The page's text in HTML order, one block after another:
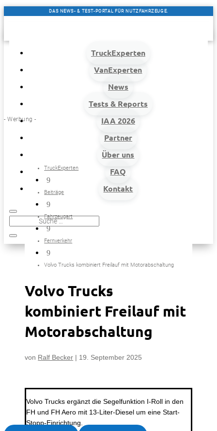
DAS NEWS- & TEST-PORTAL FÜR NUTZFAHRZEUGE.
TruckExperten
VanExperten
News
Tests & Reports
IAA 2026
Partner
Über uns
FAQ
Kontakt
- Werbung -
TruckExperten
9
Beiträge
9
Fahrzeugart
9
Fernverkehr
9
Volvo Trucks kombiniert Freilauf mit Motorabschaltung
Volvo Trucks
kombiniert Freilauf mit
Motorabschaltung
von Ralf Becker | 19. September 2025
Volvo Trucks ergänzt die Segelfunktion I-Roll in den
FH und FH Aero mit 13-Liter-Diesel um eine Start-
Stopp-Einrichtung.